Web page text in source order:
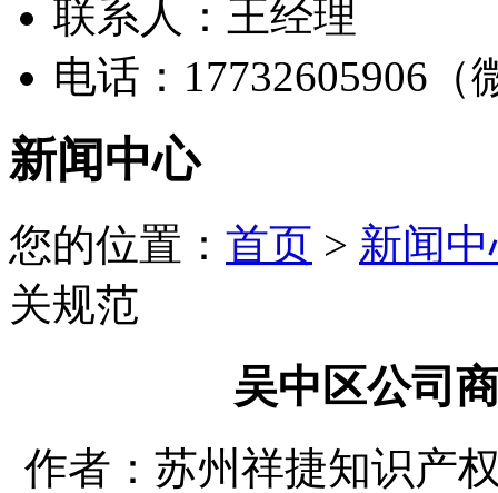
联系人：王经理
电话：17732605906（
新闻中心
您的位置： 首页 > 新闻
关规范
吴中区公司
作者：苏州祥捷知识产